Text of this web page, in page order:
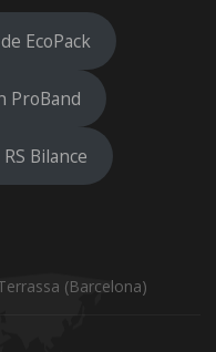
EcoPack
ProBand
Bilance
(Barcelona)